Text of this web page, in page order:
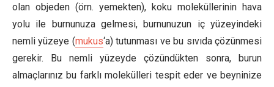
olan objeden (örn. yemekten), koku moleküllerinin hava
yolu ile burnunuza gelmesi, burnunuzun iç yüzeyindeki
nemli yüzeye (mukus‘a) tutunması ve bu sıvıda çözünmesi
gerekir. Bu nemli yüzeyde çözündükten sonra, burun
almaçlarınız bu farklı molekülleri tespit eder ve beyninize